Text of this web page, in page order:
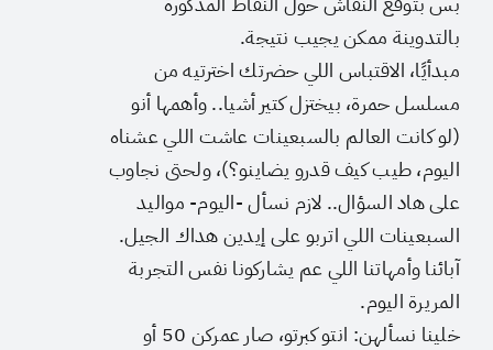
بالتدوينة ممكن يجيب نتيجة.
مبدأيًا، الاقتباس اللي حضرتك اخترتيه من
مسلسل حمرة، بيختزل كتير أشيا.. وأهمها أنو
(لو كانت العالم بالسبعينات عاشت اللي عشناه
اليوم، طيب كيف قدرو يضاينو؟)، ولحتى نجاوب
على هاد السؤال.. لازم نسأل -اليوم- مواليد
السبعينات اللي اتربو على إيدين هداك الجيل.
آبائنا وأمهاتنا اللي عم يشاركونا نفس التجربة
المريرة اليوم.
خلينا نسألهن: انتو كبرتو، صار عمركن 50 أو